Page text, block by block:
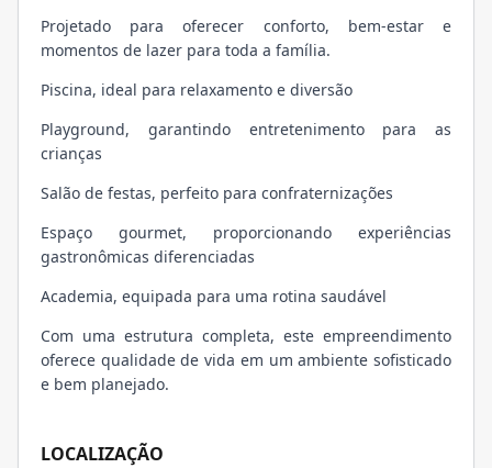
Projetado para oferecer conforto, bem-estar e
momentos de lazer para toda a família.
Piscina, ideal para relaxamento e diversão
Playground, garantindo entretenimento para as
crianças
Salão de festas, perfeito para confraternizações
Espaço gourmet, proporcionando experiências
gastronômicas diferenciadas
Academia, equipada para uma rotina saudável
Com uma estrutura completa, este empreendimento
oferece qualidade de vida em um ambiente sofisticado
e bem planejado.
LOCALIZAÇÃO